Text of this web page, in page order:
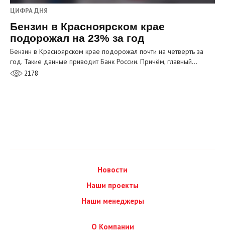
ЦИФРА ДНЯ
Бензин в Красноярском крае
подорожал на 23% за год
Бензин в Красноярском крае подорожал почти на четверть за
год. Такие данные приводит Банк России. Причём, главный…
2178
Новости
Наши проекты
Наши менеджеры
О Компании